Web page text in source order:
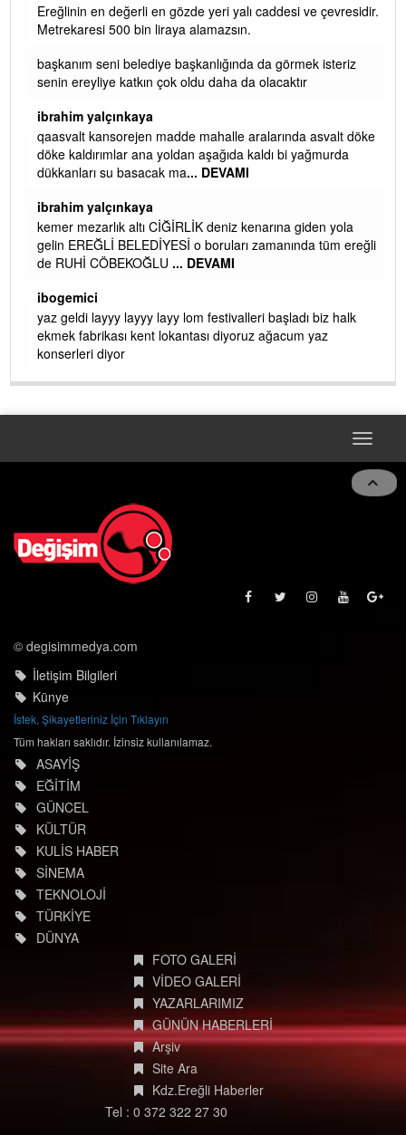
Ereğlinin en değerli en gözde yeri yalı caddesi ve çevresidir.
Metrekaresi 500 bin liraya alamazsın.
başkanım seni belediye başkanlığında da görmek isteriz
senin ereyliye katkın çok oldu daha da olacaktır
ibrahim yalçınkaya
qaasvalt kansorejen madde mahalle aralarında asvalt döke
döke kaldırımlar ana yoldan aşağıda kaldı bi yağmurda
dükkanları su basacak ma... DEVAMI
ibrahim yalçınkaya
kemer mezarlık altı CİĞİRLİK deniz kenarına giden yola
gelin EREĞLİ BELEDİYESİ o boruları zamanında tüm ereğli
de RUHİ CÖBEKOĞLU ... DEVAMI
ibogemici
yaz geldi layyy layyy layy lom festivalleri başladı biz halk
ekmek fabrikası kent lokantası diyoruz ağacum yaz
konserleri diyor
Toggle
© degisimmedya.com
İletişim Bilgileri
Künye
İstek, Şikayetleriniz İçin Tıklayın
Tüm hakları saklıdır. İzinsiz kullanılamaz.
ASAYİŞ
EĞİTİM
GÜNCEL
KÜLTÜR
KULİS HABER
SİNEMA
TEKNOLOJİ
TÜRKİYE
DÜNYA
FOTO GALERİ
VİDEO GALERİ
YAZARLARIMIZ
GÜNÜN HABERLERİ
Arşiv
Site Ara
Kdz.Ereğli Haberler
Tel : 0 372 322 27 30